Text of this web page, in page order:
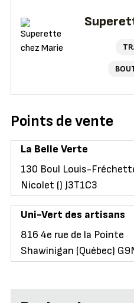
Points de vente
La Belle Verte
130 Boul Louis-
Nicolet () J3T1C3
Uni-Vert des artisans
816 4e rue de la Pointe
Shawinigan (Québec)